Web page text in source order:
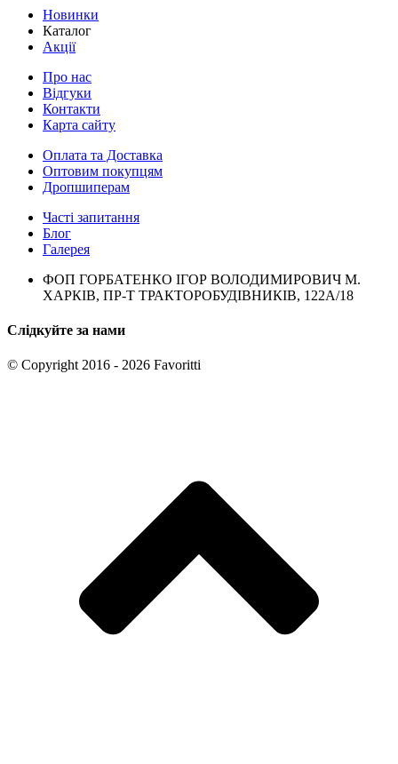
Новинки
Каталог
Акції
Про нас
Відгуки
Контакти
Карта сайту
Оплата та Доставка
Оптовим покупцям
Дропшиперам
Часті запитання
Блог
Галерея
ФОП ГОРБАТЕНКО ІГОР ВОЛОДИМИРОВИЧ М.
ХАРКІВ, ПР-Т ТРАКТОРОБУДІВНИКІВ, 122А/18
Слідкуйте за нами
© Copyright 2016 - 2026 Favoritti